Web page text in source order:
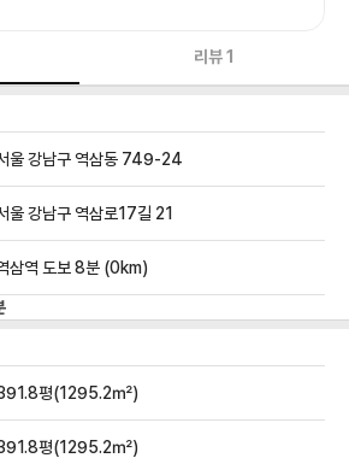
리뷰1
울 강남구 역삼동 749-24
울 강남구 역삼로17길 21
삼역 도보 8분 (0km)
평(1295.2㎡)
평(1295.2㎡)